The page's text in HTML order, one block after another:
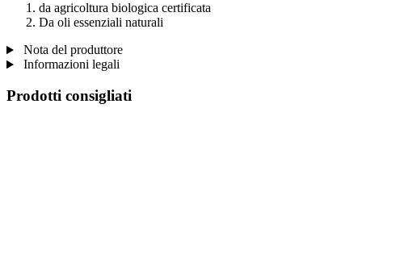
da agricoltura biologica certificata
Da oli essenziali naturali
Nota del produttore
Informazioni legali
Prodotti consigliati